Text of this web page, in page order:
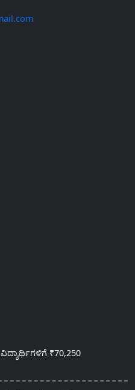
₹70,250